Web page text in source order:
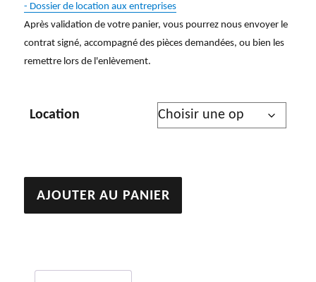
- Dossier de location aux entreprises
Après validation de votre panier, vous pourrez nous envoyer le
contrat signé, accompagné des pièces demandées, ou bien les
remettre lors de l'enlèvement.
Location
quantité
de
AJOUTER AU PANIER